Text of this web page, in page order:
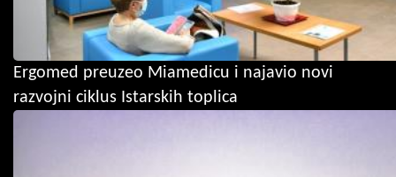
Ergomed preuzeo Miamedicu i najavio novi
razvojni ciklus Istarskih toplica